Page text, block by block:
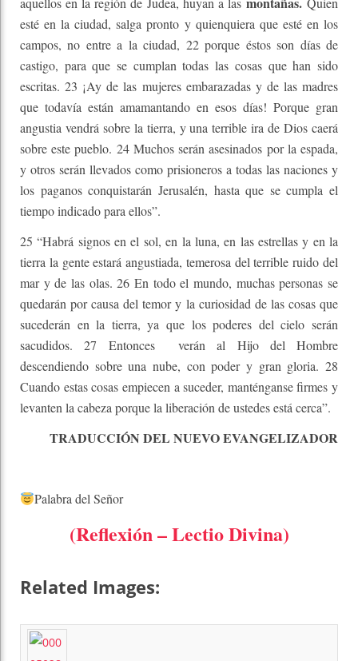
esté en la ciudad, salga pronto y quienquiera que esté en los
campos, no entre a la ciudad, 22 porque éstos son días de
castigo, para que se cumplan todas las cosas que han sido
escritas. 23 ¡Ay de las mujeres embarazadas y de las madres
que todavía están amamantando en esos días! Porque gran
angustia vendrá sobre la tierra, y una terrible ira de Dios caerá
sobre este pueblo. 24 Muchos serán asesinados por la espada,
y otros serán llevados como prisioneros a todas las naciones y
los paganos conquistarán Jerusalén, hasta que se cumpla el
tiempo indicado para ellos”.
25 “Habrá signos en el sol, en la luna, en las estrellas y en la
tierra la gente estará angustiada, temerosa del terrible ruido del
mar y de las olas. 26 En todo el mundo, muchas personas se
quedarán por causa del temor y la curiosidad de las cosas que
sucederán en la tierra, ya que los poderes del cielo serán
sacudidos. 27 Entonces verán al Hijo del Hombre
descendiendo sobre una nube, con poder y gran gloria. 28
Cuando estas cosas empiecen a suceder, manténganse firmes y
levanten la cabeza porque la liberación de ustedes está cerca”.
TRADUCCIÓN DEL NUEVO EVANGELIZADOR
Palabra del Señor
(Reflexión – Lectio Divina)
Related Images: